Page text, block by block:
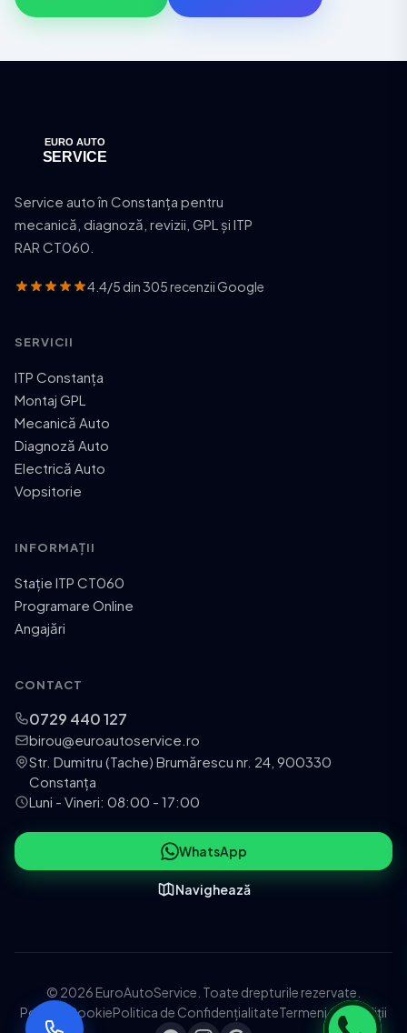
Service auto în Constanța pentru
mecanică, diagnoză, revizii, GPL și ITP
RAR CT060.
4.4/5 din 305 recenzii Google
SERVICII
ITP Constanța
Montaj GPL
Mecanică Auto
Diagnoză Auto
Electrică Auto
Vopsitorie
INFORMAȚII
Stație ITP CT060
Programare Online
Angajări
CONTACT
0729 440 127
birou@euroautoservice.ro
Str. Dumitru (Tache) Brumărescu nr. 24, 900330
Constanța
Luni - Vineri: 08:00 - 17:00
WhatsApp
Navighează
© 2026 EuroAutoService. Toate drepturile rezervate.
Politica CookiePolitica de ConfidențialitateTermeni și Condiții